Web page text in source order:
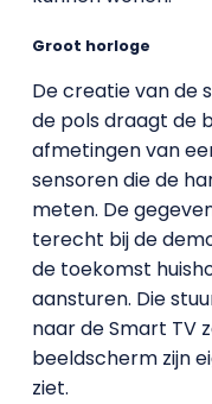
Groot horloge
De creatie van de
de pols draagt de
afmetingen van
sensoren die de
meten. De
terecht bij de
de toekomst
aansturen. Die
naar de Smart TV
beeldscherm zijn
ziet.